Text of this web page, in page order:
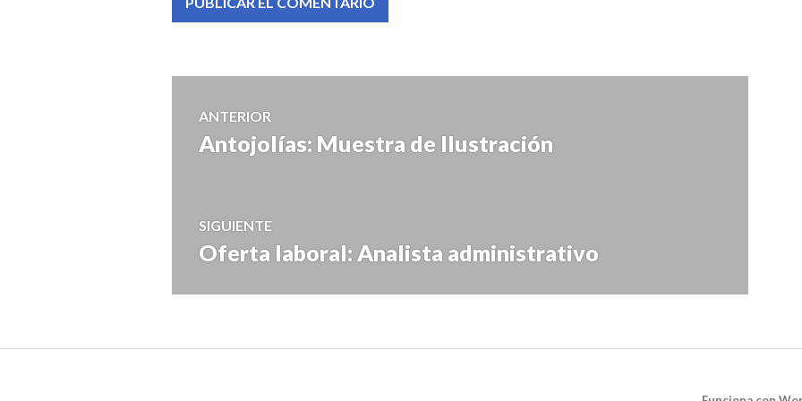
Navegación
de
ANTERIOR
Entrada
Antojolías: Muestra de Ilustración
SIGUIENTE
Entrada
Oferta laboral: Analista administrativo